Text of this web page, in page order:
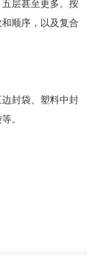
层甚至更多。按
顺序，以及复合
封袋、塑料中封
。